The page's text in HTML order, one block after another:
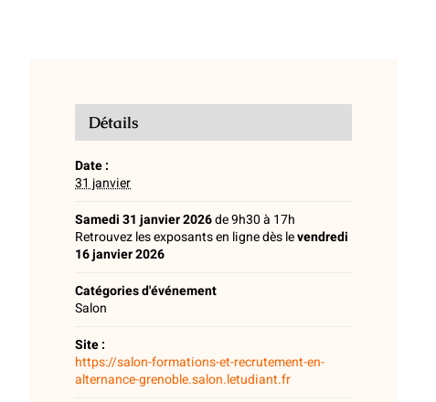
Détails
Date :
31 janvier
Samedi 31 janvier 2026de 9h30 à 17h
Retrouvez les exposants en ligne dès levendredi
16 janvier 2026
Catégories d'événement
Salon
Site :
https://salon-formations-et-recrutement-en-
alternance-grenoble.salon.letudiant.fr